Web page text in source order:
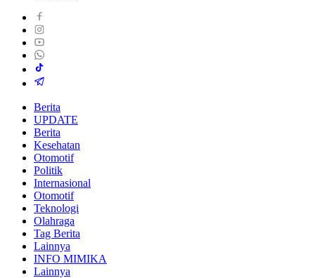
Berita
UPDATE
Berita
Kesehatan
Otomotif
Politik
Internasional
Otomotif
Teknologi
Olahraga
Tag Berita
Lainnya
INFO MIMIKA
Lainnya